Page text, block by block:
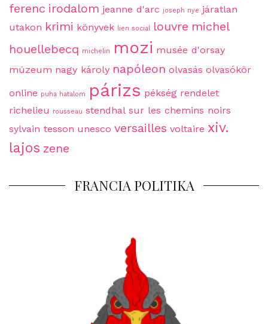
ferenc irodalom jeanne d'arc joseph nye járatlan
utakon krimi könyvek lien social louvre michel
houellebecq michelin mozi musée d'orsay
múzeum nagy károly napóleon olvasás olvasókör
online puha hatalom párizs pékség rendelet
richelieu
rousseau stendhal sur les chemins noirs
sylvain tesson unesco versailles voltaire xiv.
lajos zene
FRANCIA POLITIKA